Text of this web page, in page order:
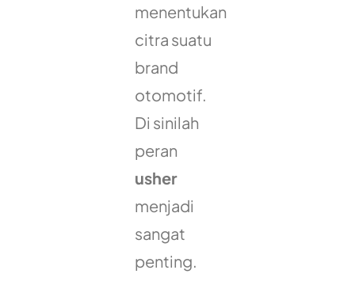
menentukan
citra suatu
brand
otomotif.
Di sinilah
peran
usher
menjadi
sangat
penting.